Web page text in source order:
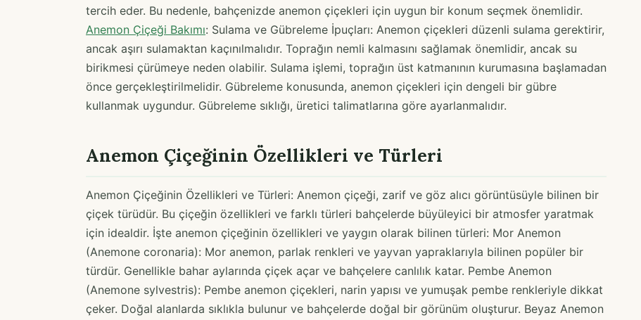
tercih eder. Bu nedenle, bahçenizde anemon çiçekleri için uygun bir konum seçmek önemlidir.
Anemon Çiçeği Bakımı: Sulama ve Gübreleme İpuçları: Anemon çiçekleri düzenli sulama gerektirir,
ancak aşırı sulamaktan kaçınılmalıdır. Toprağın nemli kalmasını sağlamak önemlidir, ancak su
birikmesi çürümeye neden olabilir. Sulama işlemi, toprağın üst katmanının kurumasına başlamadan
önce gerçekleştirilmelidir. Gübreleme konusunda, anemon çiçekleri için dengeli bir gübre
kullanmak uygundur. Gübreleme sıklığı, üretici talimatlarına göre ayarlanmalıdır.
Anemon Çiçeğinin Özellikleri ve Türleri
Anemon Çiçeğinin Özellikleri ve Türleri: Anemon çiçeği, zarif ve göz alıcı görüntüsüyle bilinen bir
çiçek türüdür. Bu çiçeğin özellikleri ve farklı türleri bahçelerde büyüleyici bir atmosfer yaratmak
için idealdir. İşte anemon çiçeğinin özellikleri ve yaygın olarak bilinen türleri: Mor Anemon
(Anemone coronaria): Mor anemon, parlak renkleri ve yayvan yapraklarıyla bilinen popüler bir
türdür. Genellikle bahar aylarında çiçek açar ve bahçelere canlılık katar. Pembe Anemon
(Anemone sylvestris): Pembe anemon çiçekleri, narin yapısı ve yumuşak pembe renkleriyle dikkat
çeker. Doğal alanlarda sıklıkla bulunur ve bahçelerde doğal bir görünüm oluşturur. Beyaz Anemon